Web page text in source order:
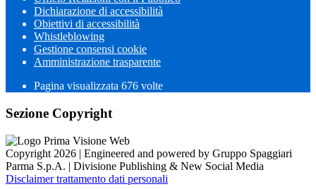
Dichiarazione di accessibilità
Obiettivi di accessibilità
Whistleblowing
Gestione consensi cookie
Amministrazione trasparente
Pagina visualizzata 676 volte
Sezione Copyright
Copyright 2026 | Engineered and powered by Gruppo Spaggiari
Parma S.p.A. | Divisione Publishing & New Social Media
Disclaimer trattamento dati personali